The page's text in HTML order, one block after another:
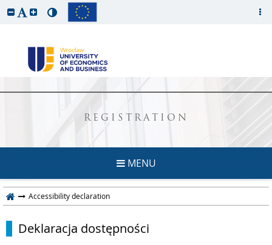
REGISTRATION
MENU
Accessibility declaration
Deklaracja dostępności